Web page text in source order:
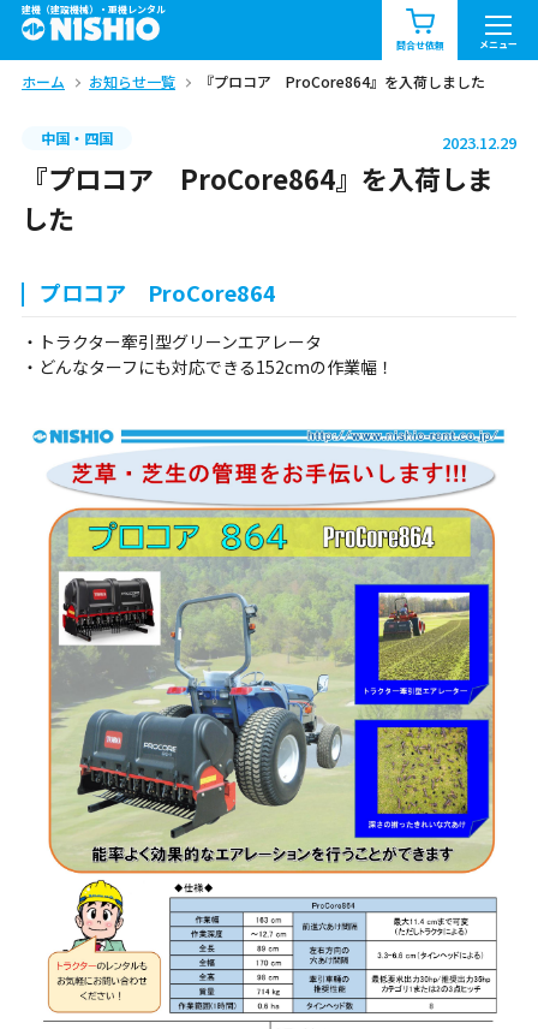
建機（建設機械）・重機レンタル
問合せ依頼 メニュー
商品一覧 お知らせ一覧
問合せ依頼リスト お問合せ
北海道 東北 関東
九州・沖縄（外部）
ホーム お知らせ一覧 『プロコア ProCore864』を入荷しました
中国・四国 2023.12.29
『プロコア ProCore864』を入荷しま
した
プロコア ProCore864
・トラクター牽引型グリーンエアレータ
・どんなターフにも対応できる152cmの作業幅！